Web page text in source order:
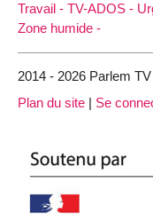
Travail - TV-ADOS -
Zone humide -
2014 - 2026 Parlem TV
Plan du site | Se